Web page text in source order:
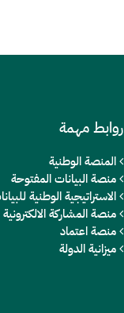
روابط مهمة
المنصة الوطنية
منصة البيانات المفتوحة
الاستراتيجية الوطنية
منصة المشاركة الالكترونية
منصة اعتماد
ميزانية الدولة